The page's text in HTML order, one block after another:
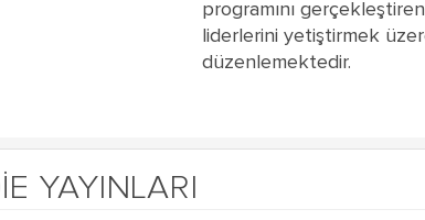
programını
liderlerini yetiştirmek
düzenlemektedir.
YAYINLARI